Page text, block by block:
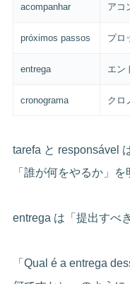
acompanhar アコ
próximos passos プロ
entrega エン
cronograma クロ
tarefa と responsável
「誰が何をやるか」
entrega は「提出すべ
「Qual é a entrega